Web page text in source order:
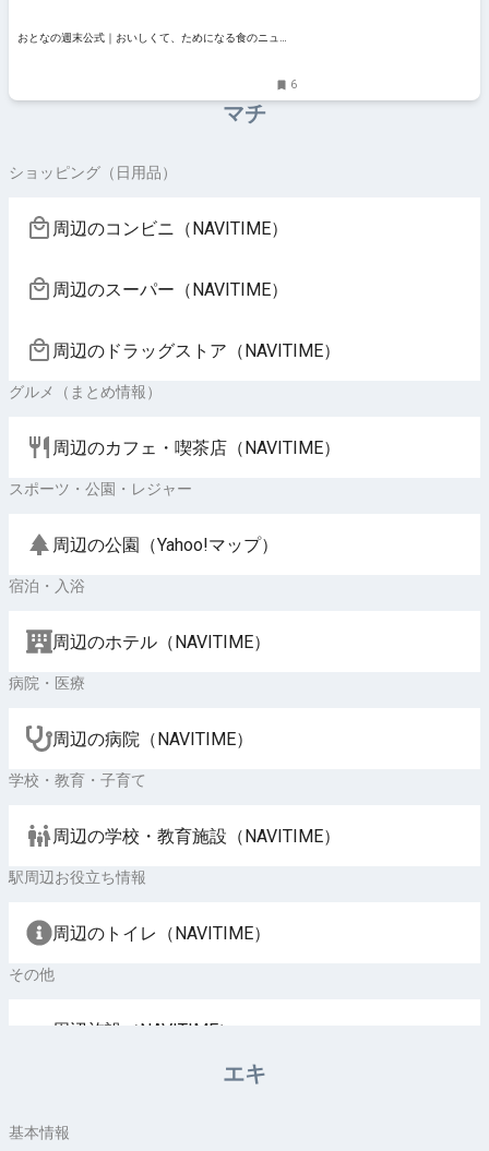
る食のニュースサイト
おとなの週末公式｜おいしくて、ためになる食のニュー
6
マチ
ショッピング（日用品）
周辺のコンビニ（NAVITIME）
周辺のスーパー（NAVITIME）
周辺のドラッグストア（NAVITIME）
グルメ（まとめ情報）
周辺のカフェ・喫茶店（NAVITIME）
スポーツ・公園・レジャー
周辺の公園（Yahoo!マップ）
宿泊・入浴
周辺のホテル（NAVITIME）
病院・医療
周辺の病院（NAVITIME）
学校・教育・子育て
周辺の学校・教育施設（NAVITIME）
駅周辺お役立ち情報
周辺のトイレ（NAVITIME）
その他
周辺施設（NAVITIME）
エキ
基本情報